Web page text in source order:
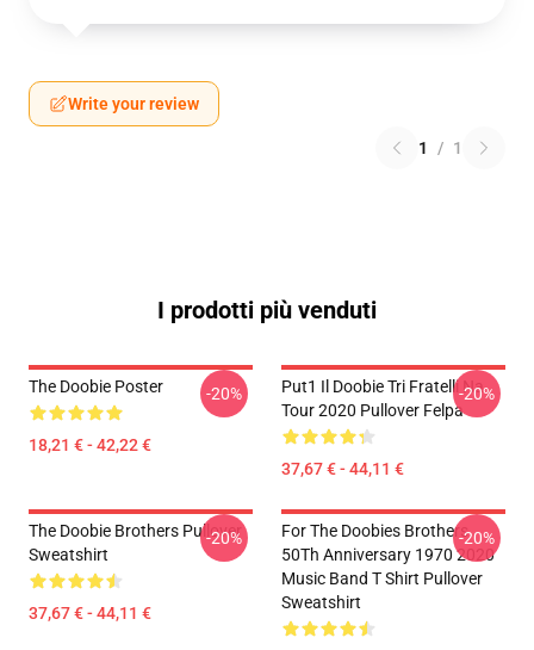
Write your review
1 / 1
I prodotti più venduti
The Doobie Poster
18,21 € - 42,22 €
-20%
Put1 Il Doobie Tri Fratelli Na
Tour 2020 Pullover Felpa
37,67 € - 44,11 €
-20%
The Doobie Brothers Pullover
Sweatshirt
37,67 € - 44,11 €
-20%
For The Doobies Brothers
50Th Anniversary 1970 2020
Music Band T Shirt Pullover
Sweatshirt
-20%